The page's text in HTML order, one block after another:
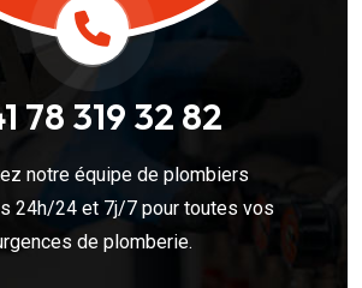
78 319 32 82
notre équipe de plombiers
24h/24 et 7j/7 pour toutes vos
de plomberie.